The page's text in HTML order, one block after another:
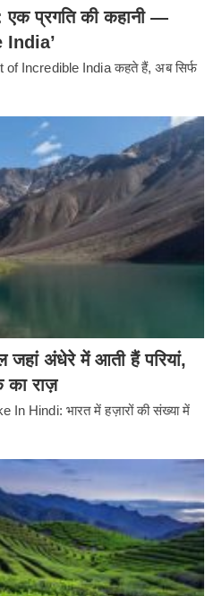
एक प्रगति की कहानी —
India’
of Incredible India कहते हैं, अब सिर्फ
जहां अंधेरे में आती हैं परियां,
राज़
Hindi: भारत में हज़ारों की संख्या में